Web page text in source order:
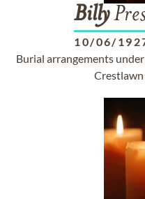
Billy
10/06/
Burial arrangements